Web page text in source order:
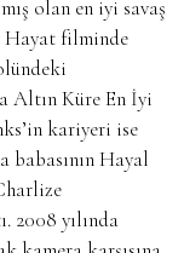
olan en iyi savaş
filminde
Altın Küre En İyi
kariyeri ise
babasının Hayal
2008 yılında